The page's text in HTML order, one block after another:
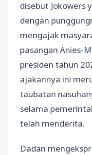
disebut Jokowers
dengan
mengajak
pasangan Anies-
presiden tahun
ajakannya ini
taubatan
selama
telah menderita.
Dadan